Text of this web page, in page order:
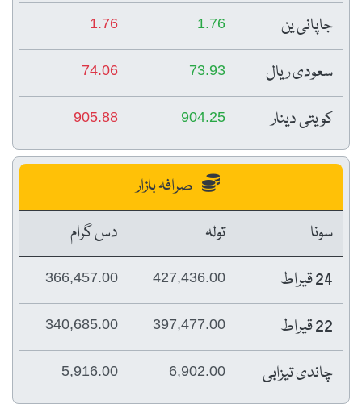
جاپانی ین 1.76
1.76
سعودی ریال 73.93
74.06
کویتی دینار 904.25
905.88
صرافہ بازار
سونا
تولہ
دس گرام
24 قیراط
427,436.00
366,457.00
22 قیراط 397,477.00
340,685.00
چاندی تیزابی 6,902.00
5,916.00